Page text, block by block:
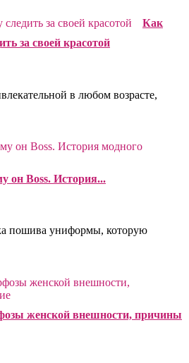
Как
за своей красотой
в любом возрасте,
он Boss. История...
пошива униформы, которую
женской внешности, причины